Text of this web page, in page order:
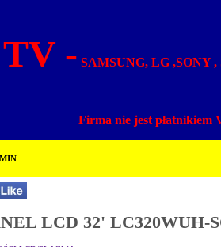
- SAMSUNG, LG ,SONY
Firma nie jest płatnikiem
LCD 32' LC320WUH-